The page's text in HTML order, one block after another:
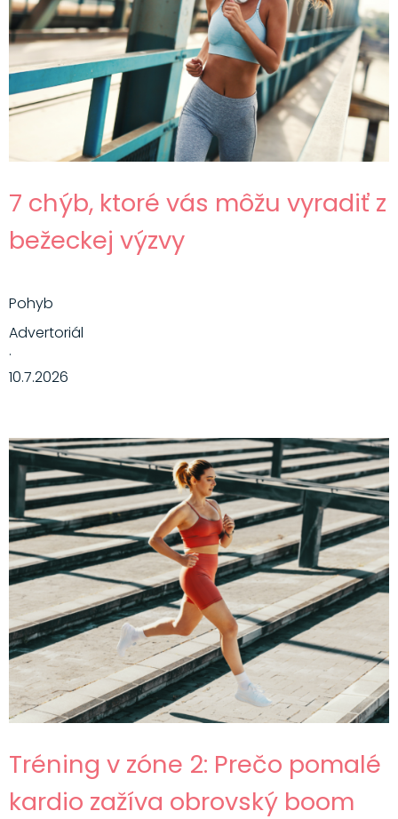
7 chýb, ktoré vás môžu vyradiť z
bežeckej výzvy
Pohyb
Advertoriál
·
10.7.2026
Tréning v zóne 2: Prečo pomalé
kardio zažíva obrovský boom